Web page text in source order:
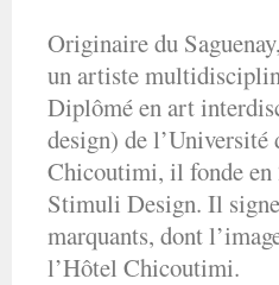
Originaire du
un artiste
Diplômé en art
design) de l’Université
Chicoutimi, il fonde
Stimuli Design. Il
marquants, dont
l’Hôtel Chicoutimi.